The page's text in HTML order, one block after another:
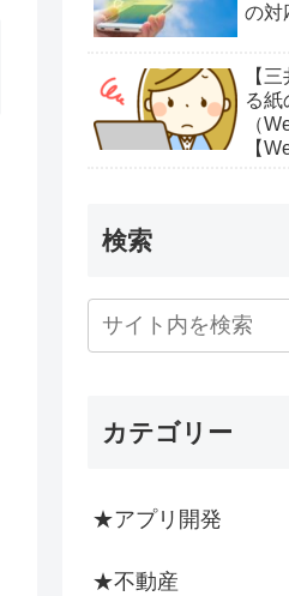
の対
【
る紙
（
【
検索
カテゴリー
★アプリ開発
★不動産